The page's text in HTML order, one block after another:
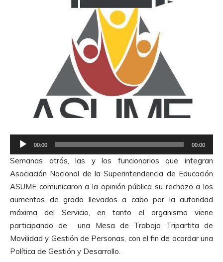
e
p
r
o
d
u
c
t
o
00:00 00:00
Semanas atrás, las y los funcionarios que integran
Asociación Nacional de la Superintendencia de Educación
ASUME comunicaron a la opinión pública su rechazo a los
aumentos de grado llevados a cabo por la autoridad
máxima del Servicio, en tanto el organismo viene
participando de una Mesa de Trabajo Tripartita de
Movilidad y Gestión de Personas, con el fin de acordar una
Política de Gestión y Desarrollo.